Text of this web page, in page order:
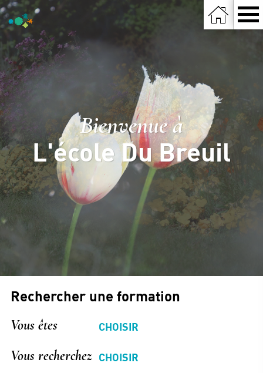
Bienvenue à
L'école Du Breuil
Rechercher une formation
Vous êtes
Vous recherchez